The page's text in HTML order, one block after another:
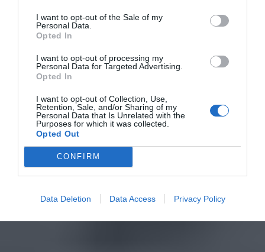
I want to opt-out of the Sale of my
Personal Data.
Opted In
I want to opt-out of processing my
Personal Data for Targeted Advertising.
Opted In
I want to opt-out of Collection, Use,
Retention, Sale, and/or Sharing of my
Personal Data that Is Unrelated with the
Purposes for which it was collected.
Opted Out
CONFIRM
Data Deletion Data Access Privacy Policy